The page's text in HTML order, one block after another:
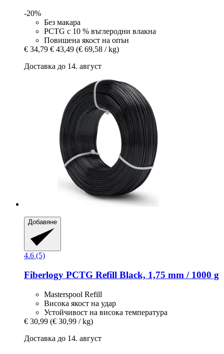
-20%
Без макара
PCTG с 10 % въглеродни влакна
Повишена якост на опън
€ 34,79 € 43,49 (€ 69,58 / kg)
Доставка до 14. август
Добавяне
4.6 (5)
Fiberlogy PCTG Refill Black, 1,75 mm / 1000 g
Masterspool Refill
Висока якост на удар
Устойчивост на висока температура
€ 30,99 (€ 30,99 / kg)
Доставка до 14. август